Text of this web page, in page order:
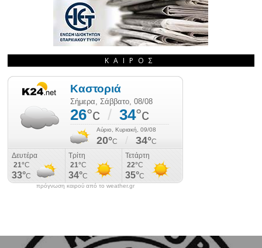
ΚΑΙΡΌΣ
πρόγνωση καιρού από το weather.gr